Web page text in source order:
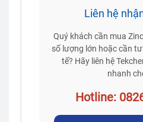
Liên hệ
Quý khách cần mua
số lượng lớn hoặc cần
tế? Hãy liên hệ
nhanh
Hotline: